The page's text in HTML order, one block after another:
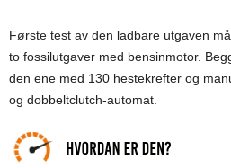
Første test av den ladbare utgaven
to fossilutgaver med bensinmotor.
den ene med 130 hestekrefter og
og dobbeltclutch-automat.